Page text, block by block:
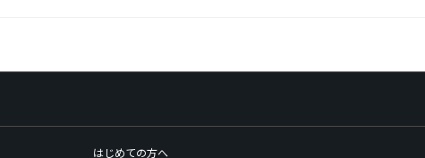
はじめての方へ